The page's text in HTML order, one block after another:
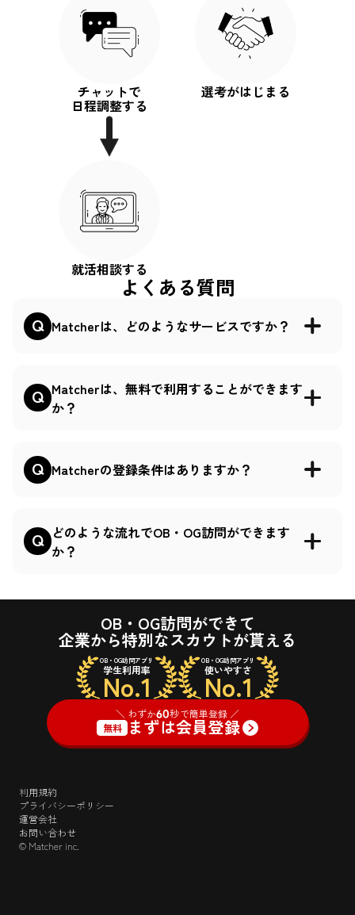
チャットで
日程調整する
選考がはじまる
就活相談する
よくある質問
Matcherは、どのようなサービスですか？
Matcherは、無料で利用することができます
か？
Matcherの登録条件はありますか？
どのような流れでOB・OG訪問ができます
か？
OB・OG訪問ができて
企業から特別なスカウトが貰える
OB・OG訪問アプリ
学生利用率
No.1
OB・OG訪問アプリ
使いやすさ
No.1
＼ わずか60秒で簡単登録 ／
無料
まずは会員登録
© Matcher inc.
利用規約
プライバシーポリシー
運営会社
お問い合わせ